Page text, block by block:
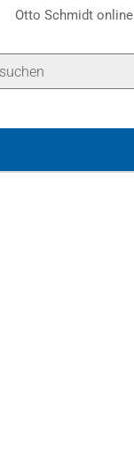
Otto Schmidt online